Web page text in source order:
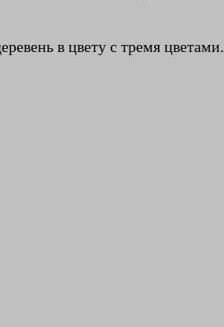
в цвету с тремя цветами.